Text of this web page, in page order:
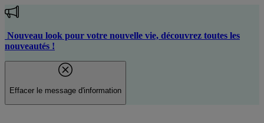
Aller
au
contenu
principal
Nouveau look pour votre nouvelle vie, découvrez toutes les
nouveautés !
Effacer le message d'information